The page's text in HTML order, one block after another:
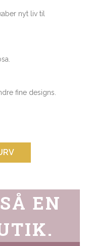
nyt liv til
fine designs.
EN